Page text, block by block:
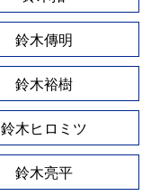
鈴木傳明
鈴木裕樹
鈴木ヒロミツ
鈴木亮平